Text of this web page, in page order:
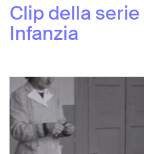
Clip della serie
Infanzia